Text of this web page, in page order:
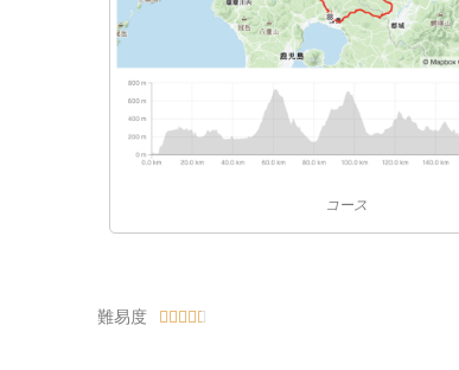
コース
難易度     